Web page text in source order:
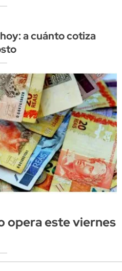
a cuánto cotiza
opera este viernes